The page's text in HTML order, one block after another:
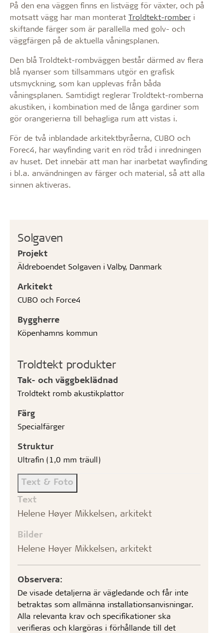
Solgaven
Projekt
Äldreboendet Solgaven i Valby, Danmark
Arkitekt
CUBO och Force4
Byggherre
Köpenhamns kommun
Troldtekt produkter
Tak- och väggbeklädnad
Troldtekt romb akustikplattor
Färg
Specialfärger
Struktur
Ultrafin (1,0 mm träull)
Text & Foto
Text
Helene Høyer Mikkelsen, arkitekt
Bilder
Helene Høyer Mikkelsen, arkitekt
Observera:
De visade detaljerna är vägledande och får inte
betraktas som allmänna installationsanvisningar.
Alla relevanta krav och specifikationer ska
verifieras och klargöras i förhållande till det
På den ena väggen finns en listvägg för växter, och på
motsatt vägg har man monterat Troldtekt-romber i
skiftande färger som är parallella med golv- och
väggfärgen på de aktuella våningsplanen.
Den blå Troldtekt-rombväggen består därmed av flera
blå nyanser som tillsammans utgör en grafisk
utsmyckning, som kan upplevas från båda
våningsplanen. Samtidigt reglerar Troldtekt-romberna
akustiken, i kombination med de långa gardiner som
gör orangerierna till behagliga rum att vistas i.
För de två inblandade arkitektbyråerna, CUBO och
Forec4, har wayfinding varit en röd tråd i inredningen
av huset. Det innebär att man har inarbetat wayfinding
i bl.a. användningen av färger och material, så att alla
sinnen aktiveras.